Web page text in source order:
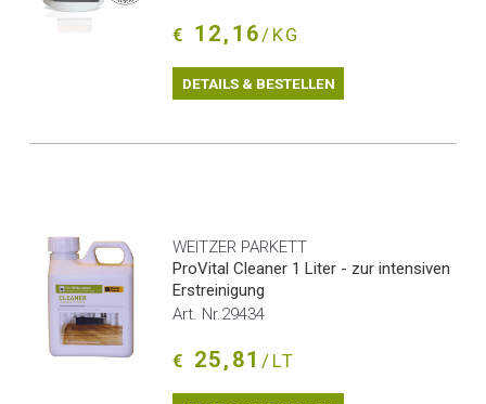
€ 12,16/KG
DETAILS & BESTELLEN
WEITZER PARKETT
ProVital Cleaner 1 Liter - zur intensiven
Erstreinigung
Art. Nr.29434
€ 25,81/LT